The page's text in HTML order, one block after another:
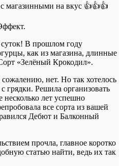
магазинными на вкус 👍👍👍
В прошлом году
как из магазина, длинные
«Зелёный Крокодил».
нет. Но так хотелось
грядки. Решила организовать
лет успешно
все сорта из вашей
Дебют и Балконный
прочла, главное коротко
статью найти, ведь их так